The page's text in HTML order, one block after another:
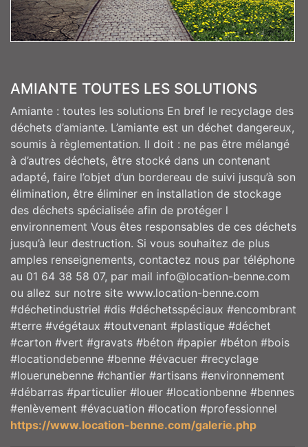
AMIANTE TOUTES LES SOLUTIONS
Amiante : toutes les solutions En bref le recyclage des
déchets d’amiante. L’amiante est un déchet dangereux,
soumis à règlementation. Il doit : ne pas être mélangé
à d’autres déchets, être stocké dans un contenant
adapté, faire l’objet d’un bordereau de suivi jusqu’à son
élimination, être éliminer en installation de stockage
des déchets spécialisée afin de protéger l
environnement Vous êtes responsables de ces déchets
jusqu’à leur destruction. Si vous souhaitez de plus
amples renseignements, contactez nous par téléphone
au 01 64 38 58 07, par mail info@location-benne.com
ou allez sur notre site www.location-benne.com
#déchetindustriel #dis #déchetsspéciaux #encombrant
#terre #végétaux #toutvenant #plastique #déchet
#carton #vert #gravats #béton #papier #béton #bois
#locationdebenne #benne #évacuer #recyclage
#louerunebenne #chantier #artisans #environnement
#débarras #particulier #louer #locationbenne #bennes
#enlèvement #évacuation #location #professionnel
https://www.location-benne.com/galerie.php